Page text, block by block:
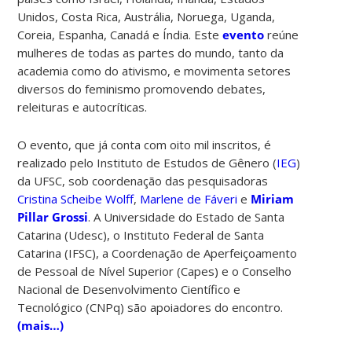
Unidos, Costa Rica, Austrália, Noruega, Uganda,
Coreia, Espanha, Canadá e Índia. Esteevento reúne
mulheres de todas as partes do mundo, tanto da
academia como do ativismo, e movimenta setores
diversos do feminismo promovendo debates,
releituras e autocríticas.
O evento, que já conta com oito mil inscritos, é
realizado pelo Instituto de Estudos de Gênero (IEG)
da UFSC, sob coordenação das pesquisadoras
Cristina Scheibe Wolff, Marlene de Fáveri e Miriam
Pillar Grossi. A Universidade do Estado de Santa
Catarina (Udesc), o Instituto Federal de Santa
Catarina (IFSC), aCoordenação de Aperfeiçoamento
de Pessoal de Nível Superior (Capes) e o Conselho
Nacional de Desenvolvimento Científico e
Tecnológico (CNPq) são apoiadores do encontro.
(mais…)